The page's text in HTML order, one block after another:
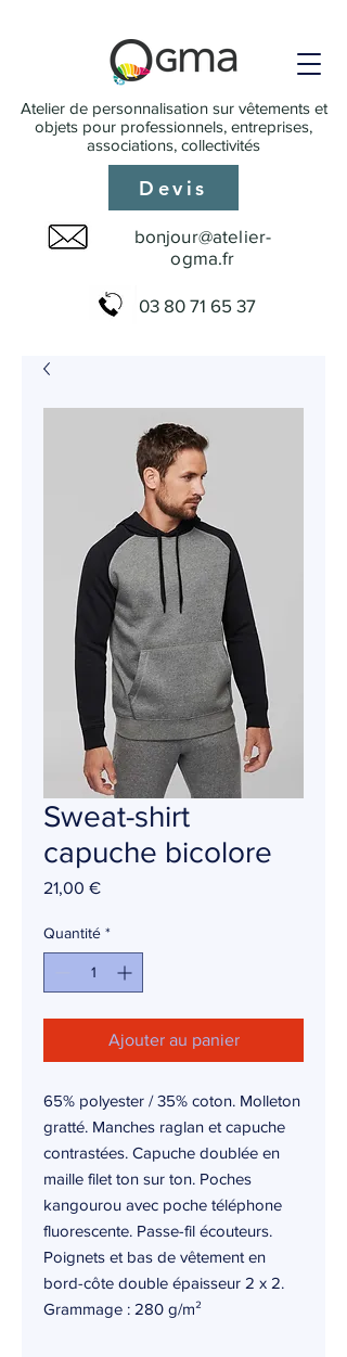
Atelier de personnalisation sur vêtements et
objets pour professionnels, entreprises,
associations, collectivités
bonjour@atelier-
ogma.fr
03 80 71 65 37
Devis
Sweat-shirt
capuche bicolore
21,00 €Prix
Quantité *
Ajouter au panier
65% polyester / 35% coton. Molleton
gratté. Manches raglan et capuche
contrastées. Capuche doublée en
maille filet ton sur ton. Poches
kangourou avec poche téléphone
fluorescente. Passe-fil écouteurs.
Poignets et bas de vêtement en
bord-côte double épaisseur 2 x 2.
Grammage : 280 g/m²